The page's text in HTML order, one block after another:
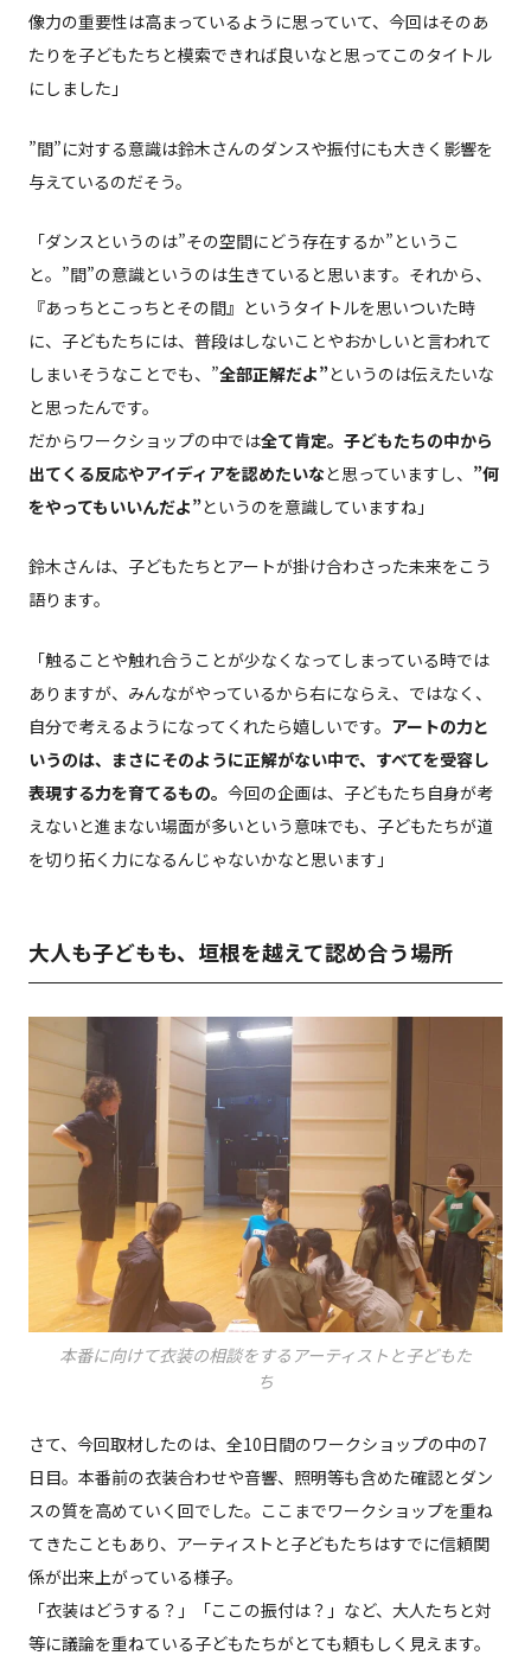
像力の重要性は高まっているように思っていて、今回はそのあ
たりを子どもたちと模索できれば良いなと思ってこのタイトル
にしました」
”間”に対する意識は鈴木さんのダンスや振付にも大きく影響を
与えているのだそう。
「ダンスというのは”その空間にどう存在するか”というこ
と。”間”の意識というのは生きていると思います。それから、
『あっちとこっちとその間』というタイトルを思いついた時
に、子どもたちには、普段はしないことやおかしいと言われて
しまいそうなことでも、”全部正解だよ”というのは伝えたいな
と思ったんです。
だからワークショップの中では全て肯定。子どもたちの中から
出てくる反応やアイディアを認めたいなと思っていますし、 ”何
をやってもいいんだよ”というのを意識していますね」
鈴木さんは、子どもたちとアートが掛け合わさった未来をこう
語ります。
「触ることや触れ合うことが少なくなってしまっている時では
ありますが、みんながやっているから右にならえ、ではなく、
自分で考えるようになってくれたら嬉しいです。 アートの力と
いうのは、まさにそのように正解がない中で、すべてを受容し
表現する力を育てるもの。 今回の企画は、子どもたち自身が考
えないと進まない場面が多いという意味でも、子どもたちが道
を切り拓く力になるんじゃないかなと思います」
大人も子どもも、垣根を越えて認め合う場所
本番に向けて衣装の相談をするアーティストと子どもた
ち
さて、今回取材したのは、全10日間のワークショップの中の7
日目。本番前の衣装合わせや音響、照明等も含めた確認とダン
スの質を高めていく回でした。ここまでワークショップを重ね
てきたこともあり、アーティストと子どもたちはすでに信頼関
係が出来上がっている様子。
「衣装はどうする？」「ここの振付は？」など、大人たちと対
等に議論を重ねている子どもたちがとても頼もしく見えます。